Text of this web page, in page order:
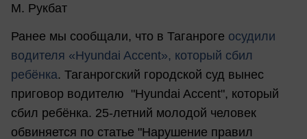
М. Рукбат
Ранее мы сообщали, что в Таганроге осудили
водителя «Hyundai Accent», который сбил
ребёнка. Таганрогский городской суд вынес
приговор водителю "Hyundai Accent", который
сбил ребёнка. 25-летний молодой человек
обвиняется по статье "Нарушение правил